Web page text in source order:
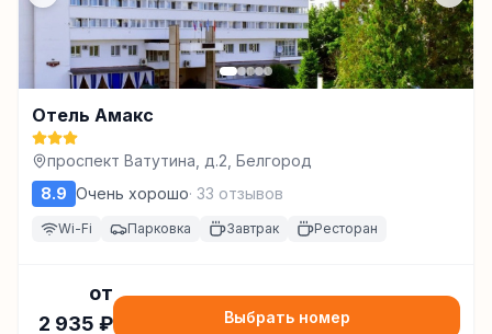
Отель Амакс
проспект Ватутина, д.2, Белгород
8.9 Очень хорошо· 33 отзывов
Wi-Fi Парковка Завтрак Ресторан
от
2 935 ₽ Выбрать номер